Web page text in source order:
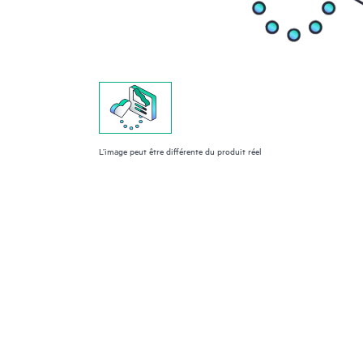
L’image peut être différente du produit réel